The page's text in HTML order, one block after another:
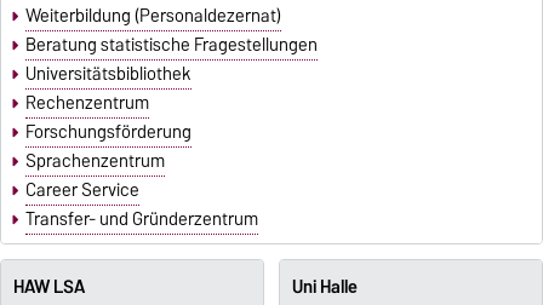
Weiterbildung (Personaldezernat)
Beratung statistische Fragestellungen
Universitätsbibliothek
Rechenzentrum
Forschungsförderung
Sprachenzentrum
Career Service
Transfer- und Gründerzentrum
HAW LSA Uni Halle